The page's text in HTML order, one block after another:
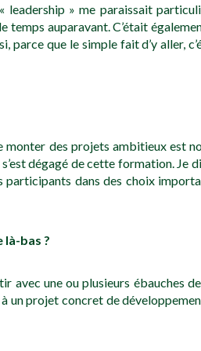
» me paraissait
auparavant. C’était
parce que le simple fait d’y aller,
monter des projets ambitieux est
dégagé de cette formation. Je
dans des choix
bas ?
une ou plusieurs ébauches
un projet concret de